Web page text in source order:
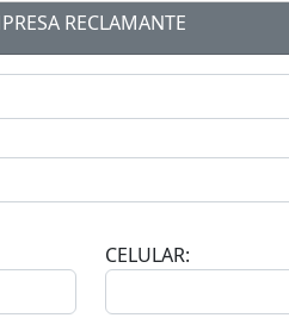
RECLAMANTE
CELULAR: